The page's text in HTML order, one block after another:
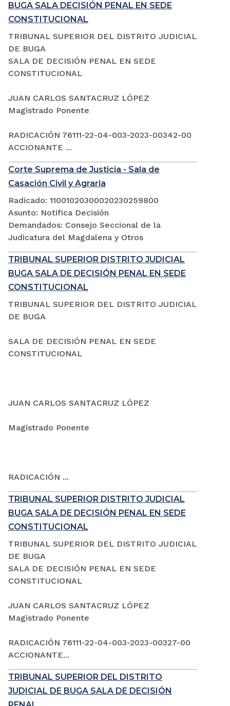
BUGA SALA DECISIÓN PENAL EN SEDE
CONSTITUCIONAL
TRIBUNAL SUPERIOR DEL DISTRITO JUDICIAL
DE BUGA
SALA DE DECISIÓN PENAL EN SEDE
CONSTITUCIONAL
JUAN CARLOS SANTACRUZ LÓPEZ
Magistrado Ponente
RADICACIÓN 76111-22-04-003-2023-00342-00
ACCIONANTE ...
Corte Suprema de Justicia - Sala de
Casación Civil y Agraria
Radicado: 11001020300020230259800
Asunto: Notifica Decisión
Demandados: Consejo Seccional de la
Judicatura del Magdalena y Otros
TRIBUNAL SUPERIOR DISTRITO JUDICIAL
BUGA SALA DE DECISIÓN PENAL EN SEDE
CONSTITUCIONAL
TRIBUNAL SUPERIOR DEL DISTRITO JUDICIAL
DE BUGA
SALA DE DECISIÓN PENAL EN SEDE
CONSTITUCIONAL
JUAN CARLOS SANTACRUZ LÓPEZ
Magistrado Ponente
RADICACIÓN ...
TRIBUNAL SUPERIOR DISTRITO JUDICIAL
BUGA SALA DE DECISIÓN PENAL EN SEDE
CONSTITUCIONAL
TRIBUNAL SUPERIOR DEL DISTRITO JUDICIAL
DE BUGA
SALA DE DECISIÓN PENAL EN SEDE
CONSTITUCIONAL
JUAN CARLOS SANTACRUZ LÓPEZ
Magistrado Ponente
RADICACIÓN 76111-22-04-003-2023-00327-00
ACCIONANTE...
TRIBUNAL SUPERIOR DEL DISTRITO
JUDICIAL DE BUGA SALA DE DECISIÓN